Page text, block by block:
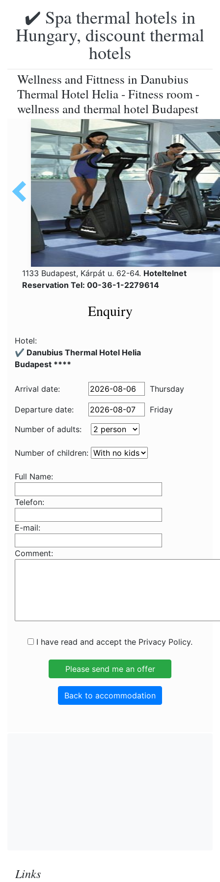
✔️ Spa thermal hotels in
Hungary, discount thermal
hotels
Wellness and Fittness in Danubius
Thermal Hotel Helia - Fitness room -
wellness and thermal hotel Budapest
1133 Budapest, Kárpát u. 62-64. Hoteltelnet
Reservation Tel: 00-36-1-2279614
Enquiry
Hotel:
✔️ Danubius Thermal Hotel Helia
Budapest ****
Arrival date: Thursday
Departure date:
Friday
Number of adults:
Number of children:
Full Name:
Telefon:
E-mail:
Comment:
I have read and accept the Privacy Policy.
Back to accommodation
Links